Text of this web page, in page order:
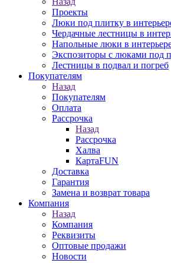
Проекты
Люки под плитку в
Чердачные лестницы в
Напольные люки в
Экспозиторы с люками под
Лестницы в подвал и погреб
Покупателям
Назад
Покупателям
Оплата
Рассрочка
Назад
Рассрочка
Халва
КартаFUN
Доставка
Гарантия
Замена и возврат товара
Компания
Назад
Компания
Реквизиты
Оптовые продажи
Новости